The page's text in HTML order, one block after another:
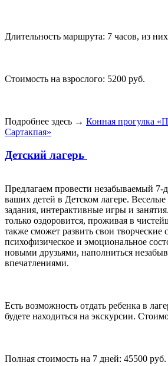
Длительность маршрута: 7 часов, из
Стоимость на взрослого: 5200 руб.
Подробнее здесь → Конная прогулка
Сартакпая»
Детский лагерь
Предлагаем провести незабываемый
ваших детей в Детском лагере.
задания, интерактивные игры и
только оздоровится, проживая в
также сможет развить свои творческие
психофизическое и эмоциональное
новыми друзьями, наполниться
впечатлениями.
Есть возможность отдать ребенка в
будете находиться на экскурсии.
Полная стоимость на 7 дней: 45500 руб.